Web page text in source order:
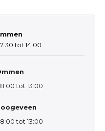
tot 14:00
tot 13:00
tot 13:00